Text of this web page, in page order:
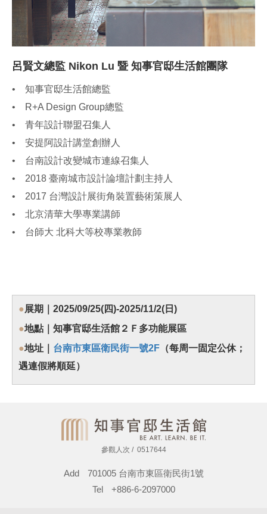
呂賢文總監 Nikon Lu 暨 知事官邸生活館團隊
• 知事官邸生活館總監
• R+A Design Group總監
• 青年設計聯盟召集人
• 安提阿設計講堂創辦人
• 台南設計改變城市連線召集人
• 2018 臺南城市設計論壇計劃主持人
• 2017 台灣設計展街角裝置藝術策展人
• 北京清華大學專業講師
• 台師大 北科大等校專業教師
●展期｜2025/09/25(四)-2025/11/2(日)
●地點｜知事官邸生活館２Ｆ多功能展區
●地址｜ 台南市東區衛民街一號2F （每周一固定公休；
遇連假將順延）
參觀人次 0517644
Add
701005 台南市東區衛民街1號
Tel
+886-6-2097000